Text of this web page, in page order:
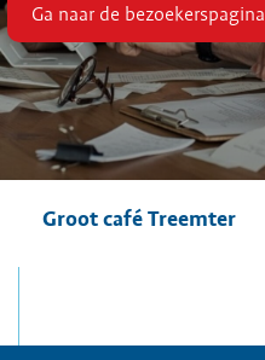
Ga naar de bezoekerspagina
Groot café Treemter